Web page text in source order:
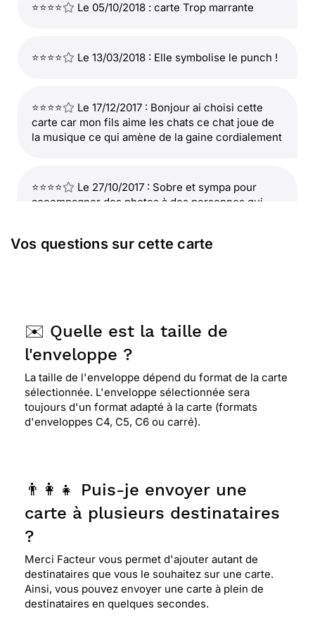
⭐⭐⭐⭐ Le 05/10/2018 : carte Trop marrante
⭐⭐⭐⭐ Le 13/03/2018 : Elle symbolise le punch !
⭐⭐⭐⭐
Le 17/12/2017 : Bonjour ai choisi cette
carte car mon fils aime les chats ce chat joue de
la musique ce qui amène de la gaine cordialement
⭐⭐⭐⭐
Le 27/10/2017 : Sobre et sympa pour
accompagner des photos à des personnes qui
carte, mais avec ma connexion faible, trop
compliqué. j'ai laissé tombé.
Vos questions sur cette carte
✉️ Quelle est la taille de
l'enveloppe ?
La taille de l'enveloppe dépend du format de la carte
sélectionnée. L'enveloppe sélectionnée sera
toujours d'un format adapté à la carte (formats
d'enveloppes C4, C5, C6 ou carré).
👨‍👩‍👧 Puis-je envoyer une
carte à plusieurs destinataires
?
Merci Facteur vous permet d'ajouter autant de
destinataires que vous le souhaitez sur une carte.
Ainsi, vous pouvez envoyer une carte à plein de
destinataires en quelques secondes.